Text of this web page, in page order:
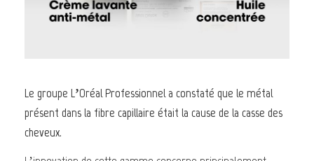
Le groupe L’Oréal Professionnel a constaté que le métal
présent dans la fibre capillaire était la cause de la casse des
cheveux.